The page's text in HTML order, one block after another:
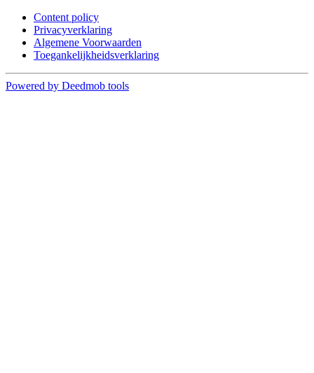
Content policy
Privacyverklaring
Algemene Voorwaarden
Toegankelijkheidsverklaring
Powered by Deedmob tools